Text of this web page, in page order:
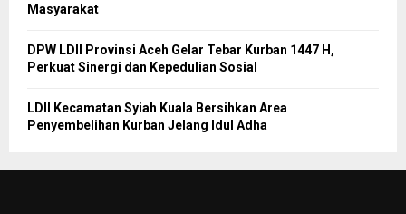
Masyarakat
DPW LDII Provinsi Aceh Gelar Tebar Kurban 1447 H,
Perkuat Sinergi dan Kepedulian Sosial
LDII Kecamatan Syiah Kuala Bersihkan Area
Penyembelihan Kurban Jelang Idul Adha